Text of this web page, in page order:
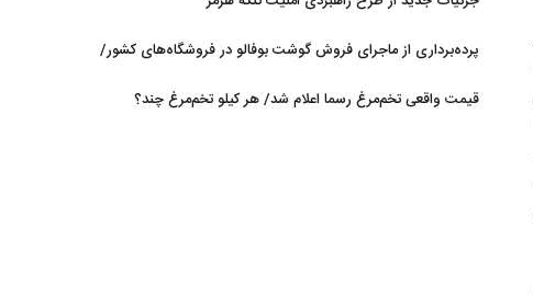
پرده‌برداری از ماجرای فروش گوشت بوفالو در فروشگاه‌های کشور/
قیمت واقعی تخم‌مرغ رسما اعلام شد/ هر کیلو تخم‌مرغ چند؟